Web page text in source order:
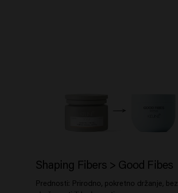
Shaping Fibers > Good Fibes
Prednosti: Prirodno, pokretno držanje, bez